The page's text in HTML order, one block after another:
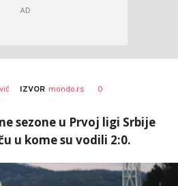
IZVOR mondo.rs 0
sezone u Prvoj ligi Srbije
u kome su vodili 2:0.